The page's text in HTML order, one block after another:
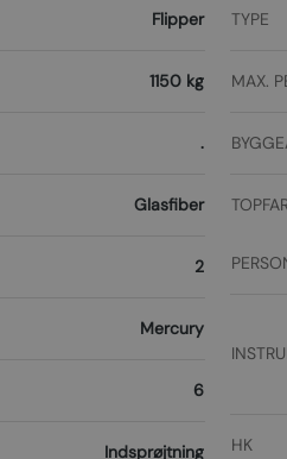
Flipper
1150 kg
.
Glasfiber
2
Mercury
6
Indsprøjtning
TYPE
MAX.
HK